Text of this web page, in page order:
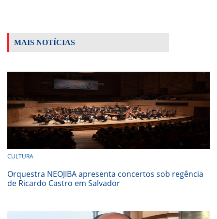
MAIS NOTÍCIAS
CULTURA
Orquestra NEOJIBA apresenta concertos sob regência
de Ricardo Castro em Salvador